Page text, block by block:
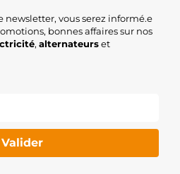
newsletter, vous serez informé.e
bonnes affaires sur nos
, alternateurset
Valider